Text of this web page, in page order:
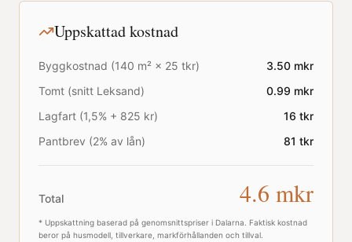
Uppskattad kostnad
Byggkostnad (140 m² × 25 tkr) 3.50 mkr
Tomt (snitt Leksand) 0.99 mkr
Lagfart (1,5% + 825 kr)
16 tkr
Pantbrev (2% av lån)
81 tkr
Total 4.6 mkr
* Uppskattning baserad på genomsnittspriser i Dalarna . Faktisk kostnad
beror på husmodell, tillverkare, markförhållanden och tillval.